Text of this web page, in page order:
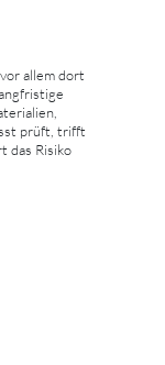
allem dort
prüft, trifft
das Risiko